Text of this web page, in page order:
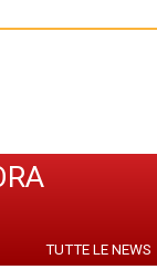
TUTTE LE NEWS